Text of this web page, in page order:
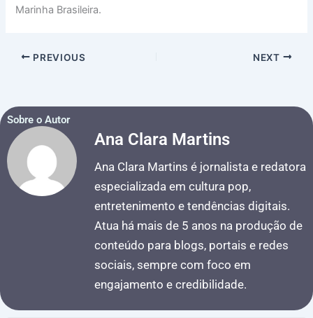
Marinha Brasileira.
PREVIOUS NEXT
Sobre o Autor
Ana Clara Martins
Ana Clara Martins é jornalista e redatora
especializada em cultura pop,
entretenimento e tendências digitais.
Atua há mais de 5 anos na produção de
conteúdo para blogs, portais e redes
sociais, sempre com foco em
engajamento e credibilidade.